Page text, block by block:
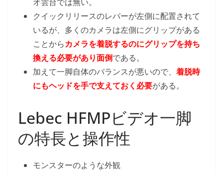
クイックリリースのレバーが左側に配置されて
いるが、多くのカメラは左側にグリップがある
ことからカメラを着脱するのにグリップを持ち
換える必要があり面倒である。
加えて一脚自体のバランスが悪いので、 着脱時
にもヘッドを手で支えておく必要がある。
Lebec HFMPビデオ一脚
の特長と操作性
モンスターのような外観